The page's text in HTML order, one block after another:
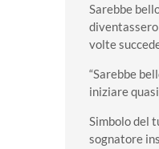
Sarebbe
volte
“Sarebbe
iniziare
Simbolo del
sognatore